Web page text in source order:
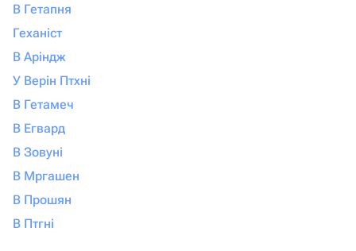
В Гетапня
Геханіст
В Аріндж
У Верін Птхні
В Гетамеч
В Егвард
В Зовуні
В Мргашен
В Прошян
В Птгні